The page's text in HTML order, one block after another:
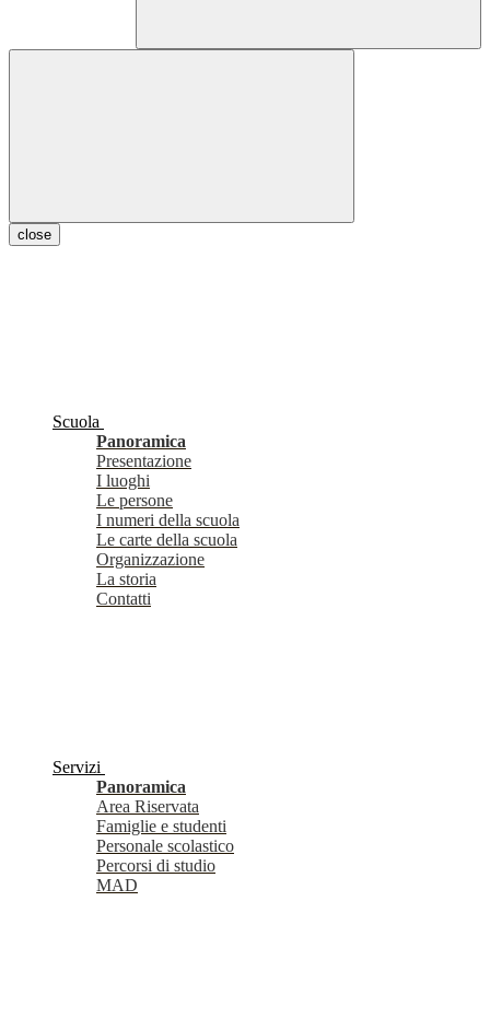
close
Scuola
Panoramica
Presentazione
I luoghi
Le persone
I numeri della scuola
Le carte della scuola
Organizzazione
La storia
Contatti
Servizi
Panoramica
Area Riservata
Famiglie e studenti
Personale scolastico
Percorsi di studio
MAD